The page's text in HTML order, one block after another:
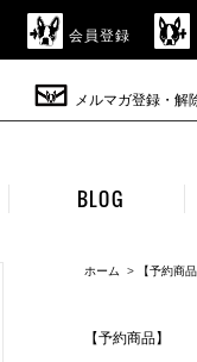
会員登録
メルマガ登録・解
BLOG
ホーム > 【予約商品
【予約商品】